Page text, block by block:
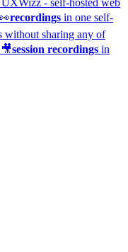
UXWizz - self-hosted web
recordings in one self-
without sharing any of
session recordings in